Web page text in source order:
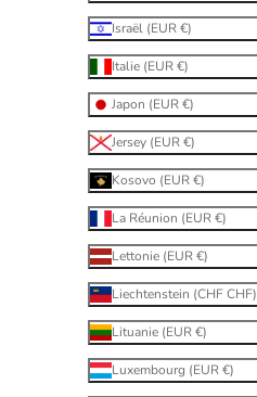
Israël (EUR €)
Italie (EUR €)
Japon (EUR €)
Jersey (EUR €)
Kosovo (EUR €)
La Réunion (EUR €)
Lettonie (EUR €)
Liechtenstein (CHF CHF)
Lituanie (EUR €)
Luxembourg (EUR €)